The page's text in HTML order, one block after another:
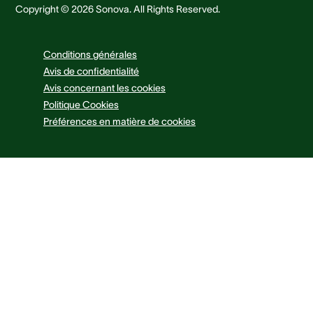
Copyright © 2026 Sonova. All Rights Reserved.
Conditions générales
Avis de confidentialité
Avis concernant les cookies
Politique Cookies
Préférences en matière de cookies